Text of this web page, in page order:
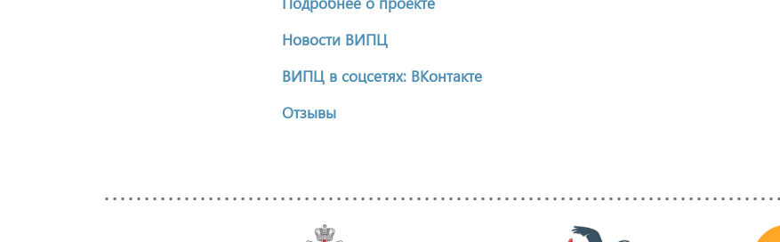
Новости ВИПЦ
ВИПЦ в соцсетях: ВКонтакте
Отзывы